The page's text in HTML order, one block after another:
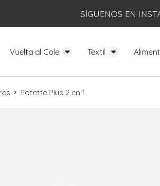
SÍGUENOS EN
Vuelta al Cole Textil
Potette Plus 2 en 1